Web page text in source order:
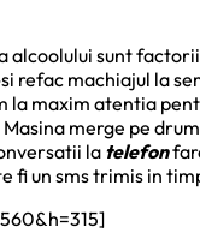
alcoolului sunt
machiajul la
maxim atentia
merge pe
la telefon
fi un sms trimis in